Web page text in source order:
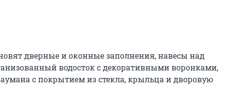
дверные и оконные заполнения, навесы над
водосток с декоративными воронками,
с покрытием из стекла, крыльца и дворовую